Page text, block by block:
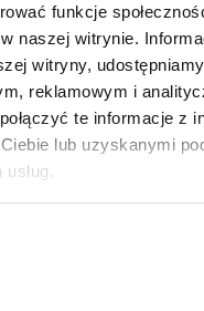
funkcje
naszej witrynie.
witryny,
reklamowym i
te informacje z
lub uzyskanymi